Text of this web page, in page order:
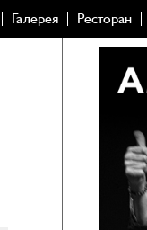
Галерея Ресторан